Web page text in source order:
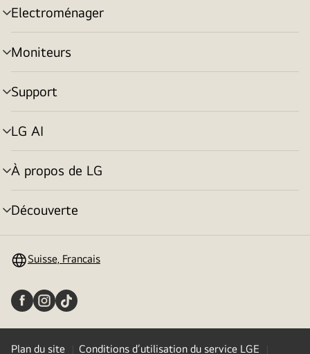
Electroménager
menu
déroulant
Moniteurs
menu
déroulant
Support
menu
déroulant
LG AI
menu
déroulant
À propos de LG
menu
déroulant
Découverte
menu
Suisse, Francais
Plan du site Conditions d’utilisation du service LGE